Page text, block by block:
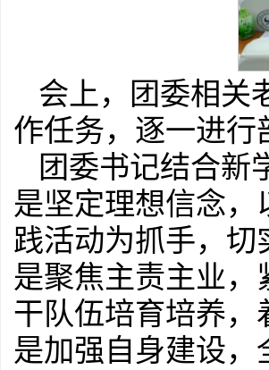
会上，团委相关
作任务，逐一进行
团委书记结合新
是坚定理想信念
践活动为抓手，切
是聚焦主责主业
干队伍培育培养，
是加强自身建设